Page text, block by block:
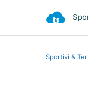
Sportivi &